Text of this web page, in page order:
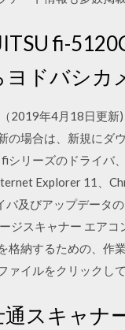
fi-
ドバシカ
2019年4月18日更
の場合は、新規にダ
シリーズのドライバ
Explorer 11、
及びアップデータ
ジスキャナー エア
格納するための、作
ァイルをクリックし
通スキャナ